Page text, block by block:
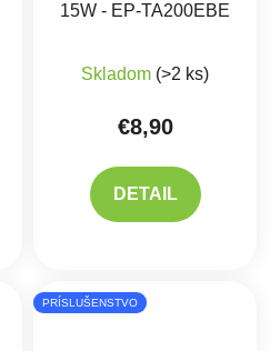
15W - EP-TA200EBE
Skladom (>2 ks)
€8,90
DETAIL
PRÍSLUŠENSTVO